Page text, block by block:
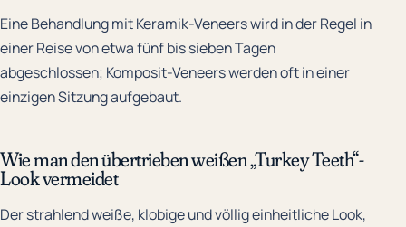
Eine Behandlung mit Keramik-Veneers wird in der Regel in
einer Reise von etwa fünf bis sieben Tagen
abgeschlossen; Komposit-Veneers werden oft in einer
einzigen Sitzung aufgebaut.
Wie man den übertrieben weißen „Turkey Teeth“-
Look vermeidet
Der strahlend weiße, klobige und völlig einheitliche Look,